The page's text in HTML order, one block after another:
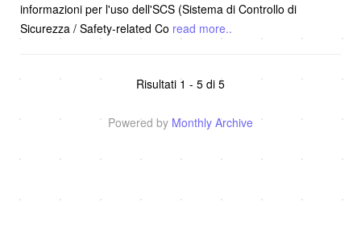
informazioni per l'uso dell'SCS (Sistema di Controllo di
Sicurezza / Safety-related Co read more..
Risultati 1 - 5 di 5
Powered by Monthly Archive